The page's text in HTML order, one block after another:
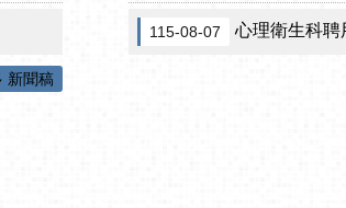
新聞稿
115-08-07 心理衛生科聘用保護